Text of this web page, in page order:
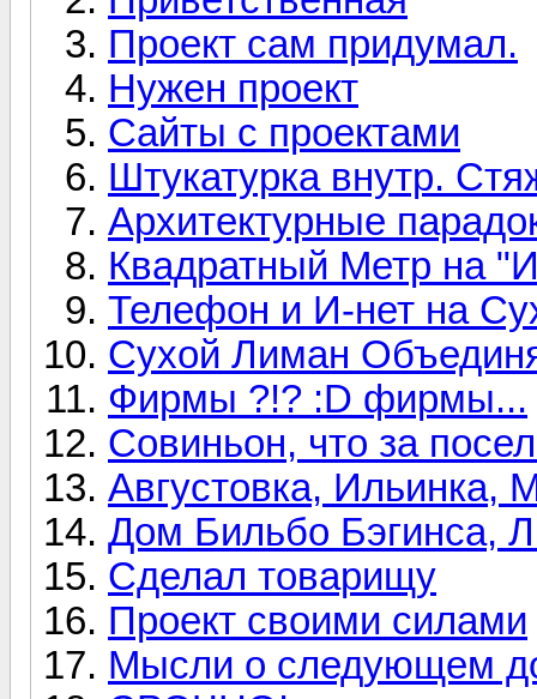
Проект сам придумал.
Нужен проект
Сайты с проектами
Штукатурка внутр.
Архитектурные
Квадратный Метр на
Телефон и И-нет на
Сухой Лиман
Фирмы ?!? :D фирмы...
Совиньон, что за
Августовка, Ильинка,
Дом Бильбо Бэгинса,
Сделал товарищу
Проект своими силами
Мысли о следующем